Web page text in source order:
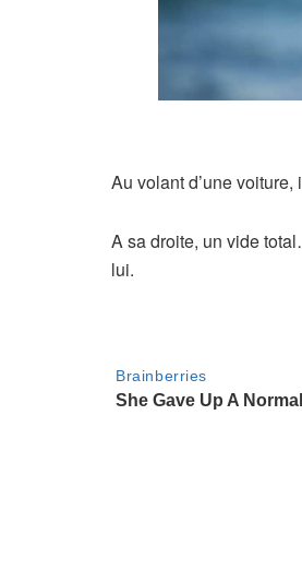
Au volant d’une
A sa droite, un vide
lui.